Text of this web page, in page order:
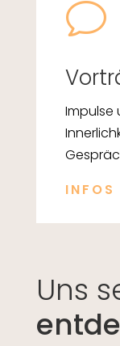
v
Impulse
INFOS
Uns